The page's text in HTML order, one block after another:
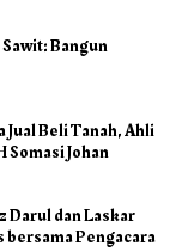
Bangun
Beli Tanah, Ahli
Somasi Johan
Darul dan Laskar
Pengacara